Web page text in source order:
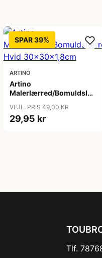
SPAR 39%
ARTINO
Artino
Malerlærred/
VEJL. PRIS 49,00 KR
29,95 kr
Tlf.